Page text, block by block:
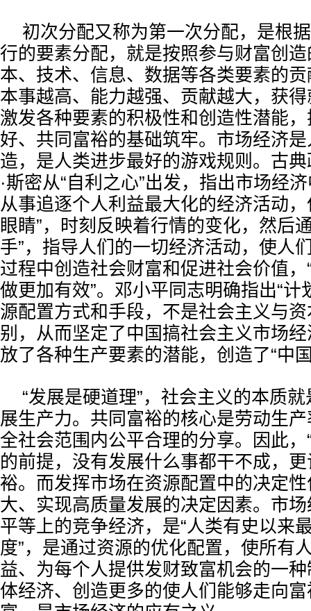
初次分配又称为第一次分配，是根
行的要素分配，就是按照参与财富创
本、技术、信息、数据等各类要素的
本事越高、能力越强、贡献越大，获
激发各种要素的积极性和创造性潜能，
好、共同富裕的基础筑牢。市场经济
造，是人类进步最好的游戏规则。古
·斯密从“自利之心”出发，指出市场经
从事追逐个人利益最大化的经济活动
眼睛”，时刻反映着行情的变化，然后
手”，指导人们的一切经济活动，使人
过程中创造社会财富和促进社会价值，
做更加有效”。邓小平同志明确指出“计
源配置方式和手段，不是社会主义与
别，从而坚定了中国搞社会主义市场
放了各种生产要素的潜能，创造了“中
“发展是硬道理”，社会主义的本质
展生产力。共同富裕的核心是劳动生
全社会范围内公平合理的分享。因此，
的前提，没有发展什么事都干不成，
裕。而发挥市场在资源配置中的决定
大、实现高质量发展的决定因素。市
平等上的竞争经济，是“人类有史以来
度”，是通过资源的优化配置，使所有
益、为每个人提供发财致富机会的一
体经济、创造更多的使人们能够走向